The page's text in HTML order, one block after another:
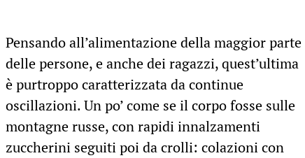
Pensando all’alimentazione della maggior parte
delle persone, e anche dei ragazzi, quest’ultima
è purtroppo caratterizzata da continue
oscillazioni. Un po’ come se il corpo fosse sulle
montagne russe, con rapidi innalzamenti
zuccherini seguiti poi da crolli: colazioni con